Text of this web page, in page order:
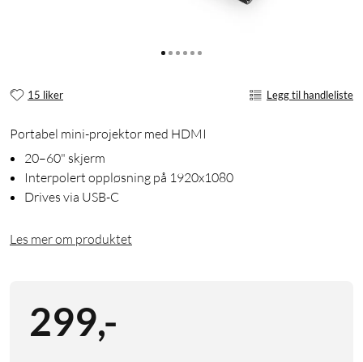
15 liker Legg til handleliste
Portabel mini-projektor med HDMI
20–60" skjerm
Interpolert oppløsning på 1920x1080
Drives via USB-C
Les mer om produktet
299,-